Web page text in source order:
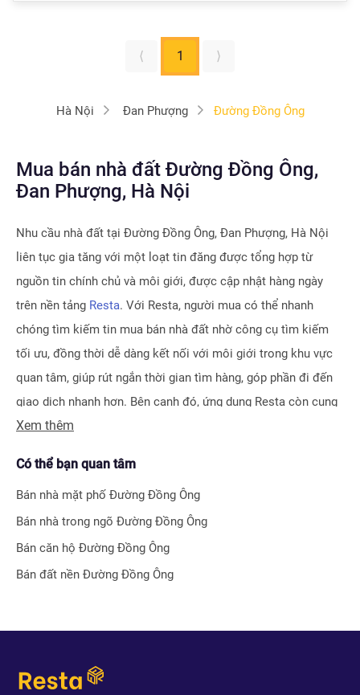
⟨ 1 ⟩
Hà Nội Đan Phượng Đường Đồng Ông
Mua bán nhà đất Đường Đồng Ông,
Đan Phượng, Hà Nội
Nhu cầu nhà đất tại Đường Đồng Ông, Đan Phượng, Hà Nội
liên tục gia tăng với một loạt tin đăng được tổng hợp từ
nguồn tin chính chủ và môi giới, được cập nhật hàng ngày
trên nền tảng Resta. Với Resta, người mua có thể nhanh
chóng tìm kiếm tin mua bán nhà đất nhờ công cụ tìm kiếm
tối ưu, đồng thời dễ dàng kết nối với môi giới trong khu vực
quan tâm, giúp rút ngắn thời gian tìm hàng, góp phần đi đến
giao dịch nhanh hơn. Bên cạnh đó, ứng dụng Resta còn cung
cấp công cụ Đăng tin vô cùng tiện ích, giúp người bán hay
tính điểm thông minh.
phát triển nhiều công cụ hỗ trợ tối ưu cho các nhà đầu tư bất
động sản chuyên nghiệp như
miễn phí, Bộ lọc địa phương 360
tin rằngRestasẽ trở thành trợ thủ đắc lực cho nhà đầu tư
Xem thêm
Có thể bạn quan tâm
Bán nhà mặt phố Đường Đồng Ông
Bán nhà trong ngõ Đường Đồng Ông
Bán căn hộ Đường Đồng Ông
Bán đất nền Đường Đồng Ông